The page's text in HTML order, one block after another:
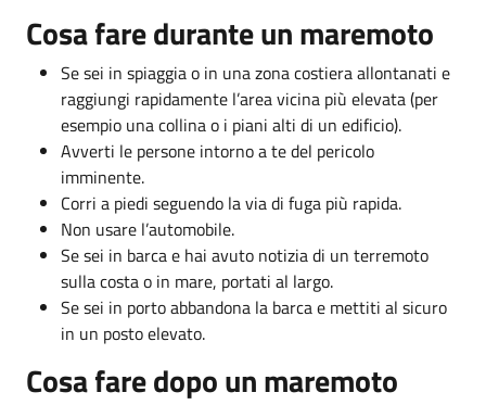
Cosa fare durante un maremoto
Se sei in spiaggia o in una zona costiera allontanati e
raggiungi rapidamente l’area vicina più elevata (per
esempio una collina o i piani alti di un edificio).
Avverti le persone intorno a te del pericolo
imminente.
Corri a piedi seguendo la via di fuga più rapida.
Non usare l’automobile.
Se sei in barca e hai avuto notizia di un terremoto
sulla costa o in mare, portati al largo.
Se sei in porto abbandona la barca e mettiti al sicuro
in un posto elevato.
Cosa fare dopo un maremoto